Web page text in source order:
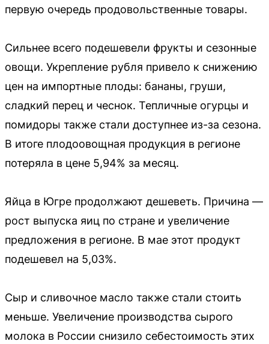
первую очередь продовольственные товары.
Сильнее всего подешевели фрукты и сезонные
овощи. Укрепление рубля привело к снижению
цен на импортные плоды: бананы, груши,
сладкий перец и чеснок. Тепличные огурцы и
помидоры также стали доступнее из-за сезона.
В итоге плодоовощная продукция в регионе
потеряла в цене 5,94% за месяц.
Яйца в Югре продолжают дешеветь. Причина —
рост выпуска яиц по стране и увеличение
предложения в регионе. В мае этот продукт
подешевел на 5,03%.
Сыр и сливочное масло также стали стоить
меньше. Увеличение производства сырого
молока в России снизило себестоимость этих